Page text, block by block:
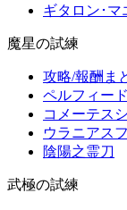
ギタロン･マ
魔星の試練
攻略/報酬ま
ペルフィー
コメーテス
ウラニアス
陰陽之霊刀
武極の試練